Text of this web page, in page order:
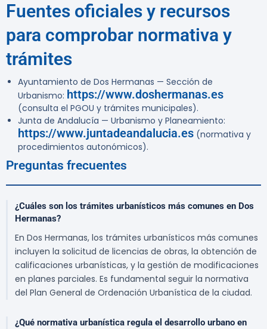
Fuentes oficiales y recursos
para comprobar normativa y
trámites
Ayuntamiento de Dos Hermanas — Sección de
Urbanismo: https://www.doshermanas.es
(consulta el PGOU y trámites municipales).
Junta de Andalucía — Urbanismo y Planeamiento:
https://www.juntadeandalucia.es (normativa y
procedimientos autonómicos).
Preguntas frecuentes
¿Cuáles son los trámites urbanísticos más comunes en Dos
Hermanas?
En Dos Hermanas, los trámites urbanísticos más comunes
incluyen la solicitud de licencias de obras, la obtención de
calificaciones urbanísticas, y la gestión de modificaciones
en planes parciales. Es fundamental seguir la normativa
del Plan General de Ordenación Urbanística de la ciudad.
¿Qué normativa urbanística regula el desarrollo urbano en